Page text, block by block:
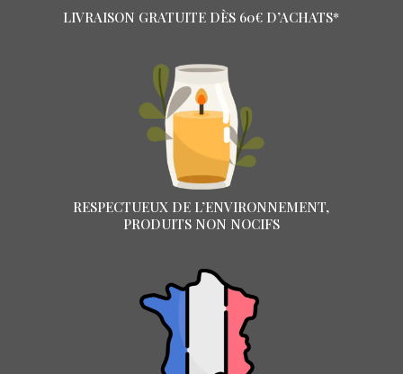
LIVRAISON GRATUITE DÈS 60€ D’ACHATS*
RESPECTUEUX DE L’ENVIRONNEMENT,
PRODUITS NON NOCIFS